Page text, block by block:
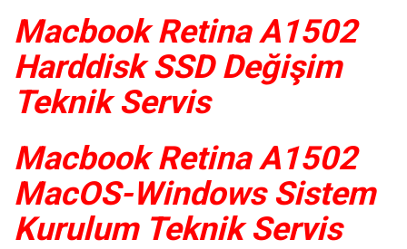
Macbook Retina A1502
Harddisk SSD Değişim
Teknik Servis
Macbook Retina A1502
MacOS-Windows Sistem
Kurulum Teknik Servis